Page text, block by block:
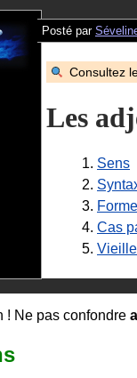
Posté par
Consultez
Les
1. Sens
2.
3.
4. Cas
5.
! Ne pas confondre